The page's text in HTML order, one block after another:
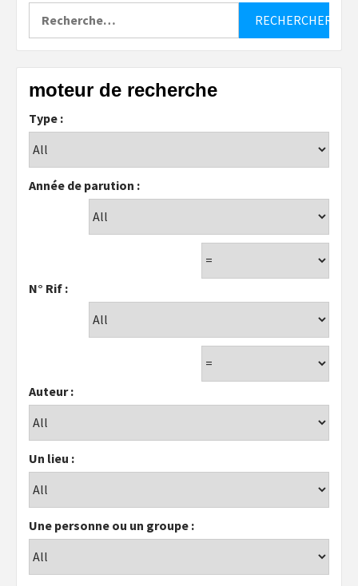
moteur de recherche
Type :
Année de parution :
N° Rif :
Auteur :
Un lieu :
Une personne ou un groupe :